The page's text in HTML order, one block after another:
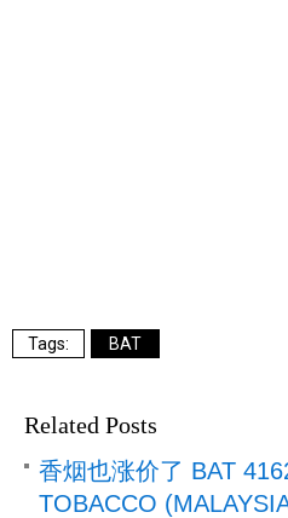
BAT
Related Posts
香烟也涨价了 BAT
TOBACCO